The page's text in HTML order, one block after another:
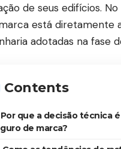
de seus edifícios.
está diretamente
adotadas na fase
Contents
Por que a decisão técnica
de marca?